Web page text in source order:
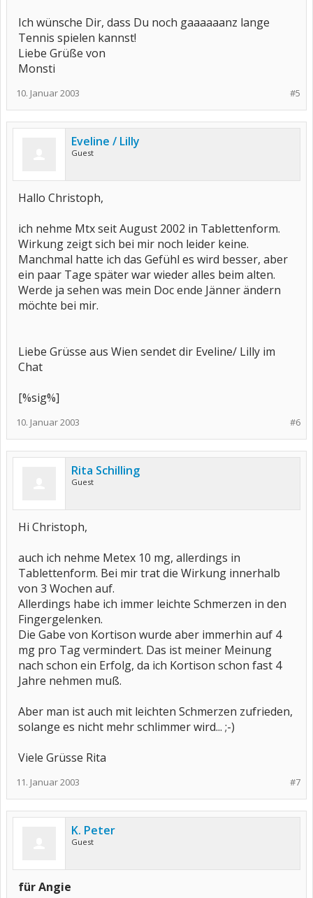
Ich wünsche Dir, dass Du noch gaaaaaanz lange
Tennis spielen kannst!
Liebe Grüße von
Monsti
#5
10. Januar 2003
Eveline / Lilly
Guest
Hallo Christoph,
ich nehme Mtx seit August 2002 in Tablettenform.
Wirkung zeigt sich bei mir noch leider keine.
Manchmal hatte ich das Gefühl es wird besser, aber
ein paar Tage später war wieder alles beim alten.
Werde ja sehen was mein Doc ende Jänner ändern
möchte bei mir.
Liebe Grüsse aus Wien sendet dir Eveline/ Lilly im
Chat
[%sig%]
#6
10. Januar 2003
Rita Schilling
Guest
Hi Christoph,
auch ich nehme Metex 10 mg, allerdings in
Tablettenform. Bei mir trat die Wirkung innerhalb
von 3 Wochen auf.
Allerdings habe ich immer leichte Schmerzen in den
Fingergelenken.
Die Gabe von Kortison wurde aber immerhin auf 4
mg pro Tag vermindert. Das ist meiner Meinung
nach schon ein Erfolg, da ich Kortison schon fast 4
Jahre nehmen muß.
Aber man ist auch mit leichten Schmerzen zufrieden,
solange es nicht mehr schlimmer wird... ;-)
Viele Grüsse Rita
#7
11. Januar 2003
K. Peter
Guest
für Angie